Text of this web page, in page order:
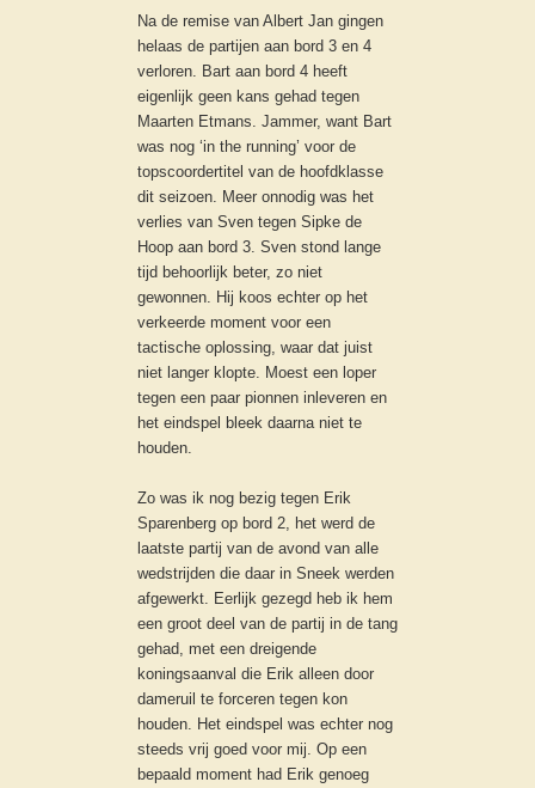
Na de remise van Albert Jan gingen
helaas de partijen aan bord 3 en 4
verloren. Bart aan bord 4 heeft
eigenlijk geen kans gehad tegen
Maarten Etmans. Jammer, want Bart
was nog ‘in the running’ voor de
topscoordertitel van de hoofdklasse
dit seizoen. Meer onnodig was het
verlies van Sven tegen Sipke de
Hoop aan bord 3. Sven stond lange
tijd behoorlijk beter, zo niet
gewonnen. Hij koos echter op het
verkeerde moment voor een
tactische oplossing, waar dat juist
niet langer klopte. Moest een loper
tegen een paar pionnen inleveren en
het eindspel bleek daarna niet te
houden.
Zo was ik nog bezig tegen Erik
Sparenberg op bord 2, het werd de
laatste partij van de avond van alle
wedstrijden die daar in Sneek werden
afgewerkt. Eerlijk gezegd heb ik hem
een groot deel van de partij in de tang
gehad, met een dreigende
koningsaanval die Erik alleen door
dameruil te forceren tegen kon
houden. Het eindspel was echter nog
steeds vrij goed voor mij. Op een
bepaald moment had Erik genoeg